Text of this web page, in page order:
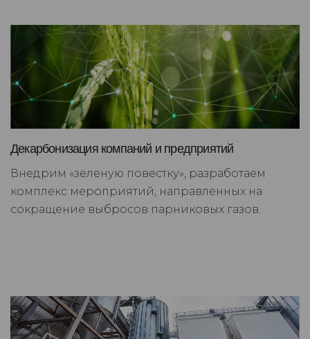
Декарбонизация компаний и предприятий
Внедрим «зеленую повестку», разработаем
комплекс мероприятий, направленных на
сокращение выбросов парниковых газов.